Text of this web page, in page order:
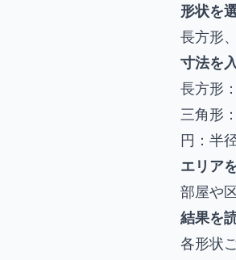
形状を
長方形
寸法を
長方形
三角形
円：半
エリア
部屋や
結果を
各形状